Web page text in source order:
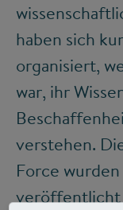
haben sich
organisiert,
war, ihr
verstehen.
Force
veröffentlicht